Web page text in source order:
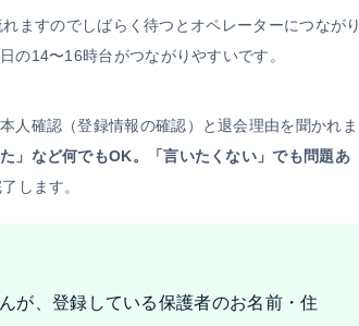
ますのでしばらく待つとオペレーターにつながり
の14〜16時台がつながりやすいです。
人確認（登録情報の確認）と退会理由を聞かれま
」など何でもOK。「言いたくない」でも問題あ
します。
が、登録している保護者のお名前・住